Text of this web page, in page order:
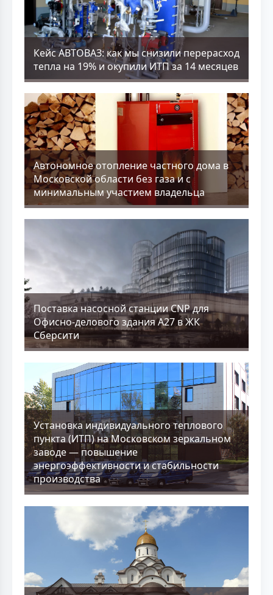
Кейс АВТОВАЗ: как мы снизили перерасход
тепла на 19% и окупили ИТП за 14 месяцев
Aвтономное отопление частного дома в
Московской области без газа и с
минимальным участием владельца
Поставка насосной станции CNP для
Офисно-делового здания А27 в ЖК
Сберсити
Установка индивидуального теплового
пункта (ИТП) на Московском зеркальном
заводе — повышение
энергоэффективности и стабильности
производства